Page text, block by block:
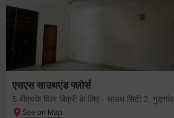
एसएस साउथएंड फ्लोर्स
5 बीएचके विला बिक्री के लिए - साउथ सिटी 2, गुड़गांव